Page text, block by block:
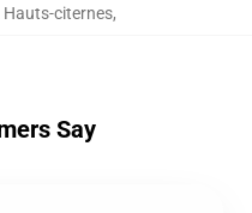
citernes,
Say